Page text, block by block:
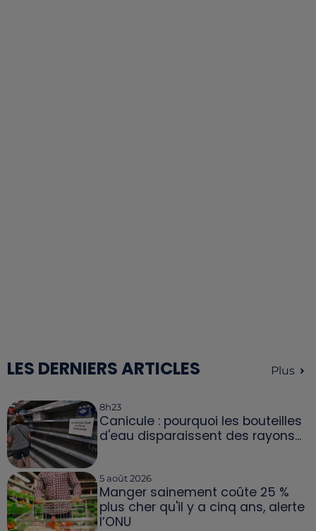
LES DERNIERS ARTICLES Plus
8h23
Canicule : pourquoi les bouteilles
d'eau disparaissent des rayons...
5 août 2026
Manger sainement coûte 25 %
plus cher qu'il y a cinq ans, alerte
l’ONU